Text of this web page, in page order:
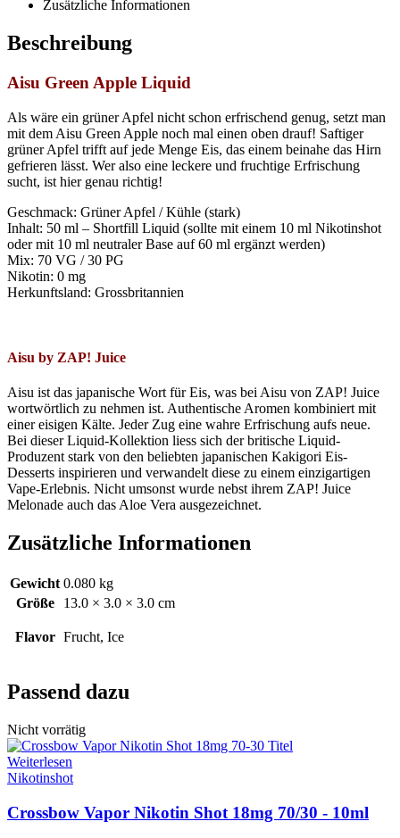
Zusätzliche Informationen
Beschreibung
Aisu Green Apple Liquid
Als wäre ein grüner Apfel nicht schon erfrischend genug, setzt man
mit dem Aisu Green Apple noch mal einen oben drauf! Saftiger
grüner Apfel trifft auf jede Menge Eis, das einem beinahe das Hirn
gefrieren lässt. Wer also eine leckere und fruchtige Erfrischung
sucht, ist hier genau richtig!
Geschmack: Grüner Apfel / Kühle (stark)
Inhalt: 50 ml – Shortfill Liquid (sollte mit einem 10 ml Nikotinshot
oder mit 10 ml neutraler Base auf 60 ml ergänzt werden)
Mix: 70 VG / 30 PG
Nikotin: 0 mg
Herkunftsland: Grossbritannien
Aisu by ZAP! Juice
Aisu ist das japanische Wort für Eis, was bei Aisu von ZAP! Juice
wortwörtlich zu nehmen ist. Authentische Aromen kombiniert mit
einer eisigen Kälte. Jeder Zug eine wahre Erfrischung aufs neue.
Bei dieser Liquid-Kollektion liess sich der britische Liquid-
Produzent stark von den beliebten japanischen Kakigori Eis-
Desserts inspirieren und verwandelt diese zu einem einzigartigen
Vape-Erlebnis. Nicht umsonst wurde nebst ihrem ZAP! Juice
Melonade auch das Aloe Vera ausgezeichnet.
Zusätzliche Informationen
Gewicht 0.080 kg
Größe
13.0 × 3.0 × 3.0 cm
Flavor Frucht, Ice
Passend dazu
Nicht vorrätig
Weiterlesen
Nikotinshot
Crossbow Vapor Nikotin Shot 18mg 70/30 - 10ml